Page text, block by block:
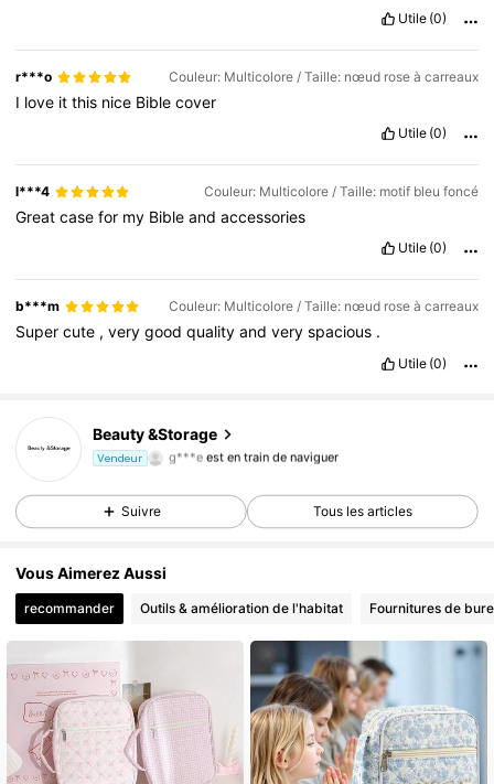
Utile (0)
r***o Couleur: Multicolore / Taille: nœud rose à carreaux
I love itthis nice Biblecover
Utile (0)
l***4 Couleur: Multicolore / Taille: motif bleu foncé
Greatcasefor my Bibleandaccessories
Utile (0)
b***m Couleur: Multicolore / Taille: nœud rose à carreaux
Supercute ,verygoodqualityandveryspacious .
Utile (0)
Beauty &Storage
Vendeur
4,92
498 Suiveurs
g***e est en train de naviguer
Suivre Tous les articles
Vous Aimerez Aussi
recommander Outils & amélioration de l'habitat Fournitures de